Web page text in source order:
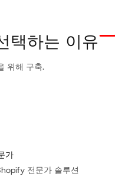
택하는 이유
위해 구축.
가
전문가 솔루션